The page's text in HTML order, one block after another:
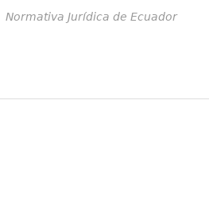
Normativa Jurídica de Ecuador